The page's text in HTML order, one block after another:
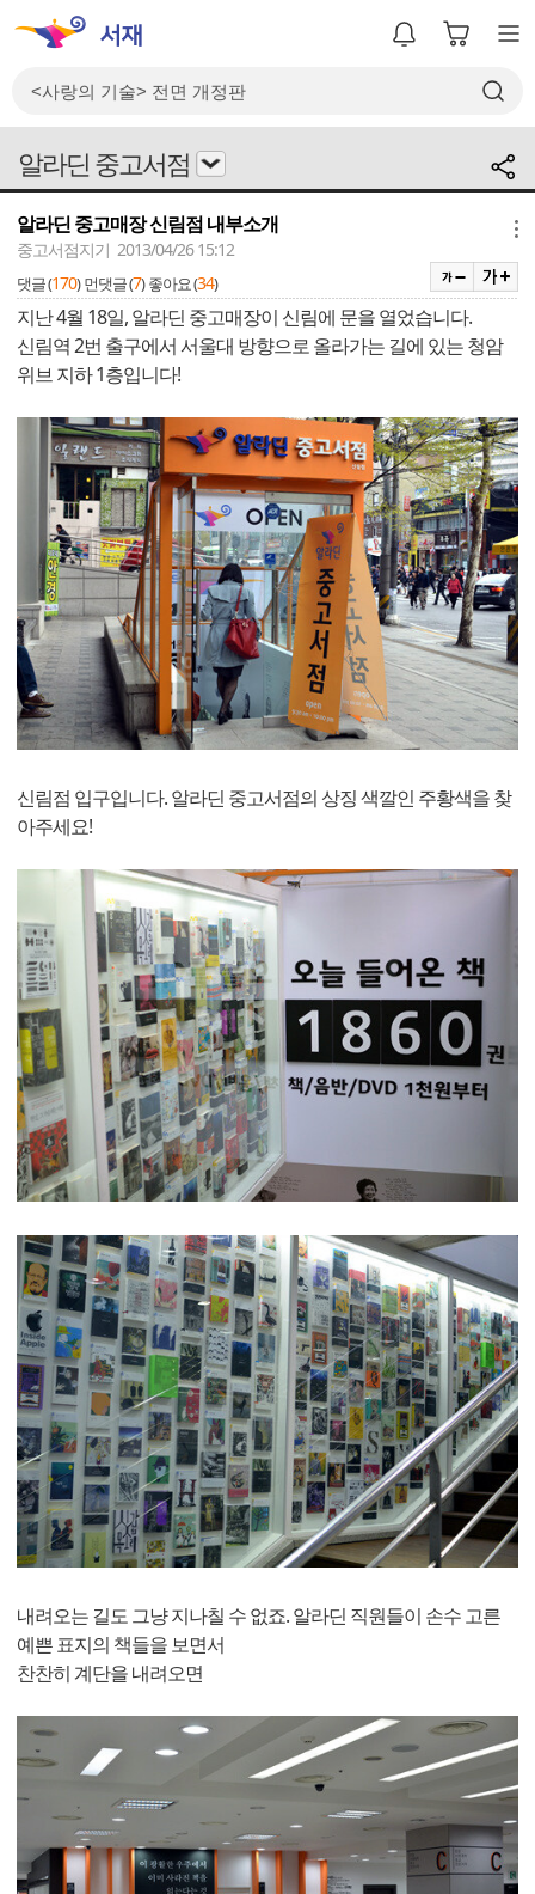
알라딘 중고서점
알라딘 중고매장 신림점 내부소개
중고서점지기 2013/04/26 15:12
댓글 (170) 먼댓글 (7) 좋아요 (34)
지난 4월 18일, 알라딘 중고매장이 신림에 문을 열었습니다.
신림역 2번 출구에서 서울대 방향으로 올라가는 길에 있는 청암
위브 지하 1층입니다!
신림점 입구입니다. 알라딘 중고서점의 상징 색깔인 주황색을 찾
아주세요!
내려오는 길도 그냥 지나칠 수 없죠. 알라딘 직원들이 손수 고른
예쁜 표지의 책들을 보면서
찬찬히 계단을 내려오면